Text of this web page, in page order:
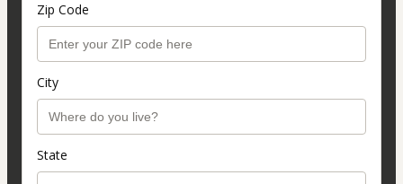
Zip Code
City
State